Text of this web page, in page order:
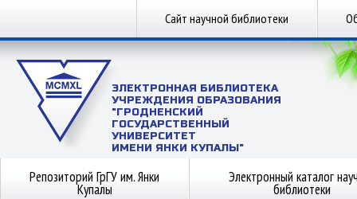
Сайт научной библиотеки
ЭЛЕКТРОННАЯ БИБЛИОТЕКА
УЧРЕЖДЕНИЯ ОБРАЗОВАНИЯ
"ГРОДНЕНСКИЙ
ГОСУДАРСТВЕННЫЙ
УНИВЕРСИТЕТ
ИМЕНИ ЯНКИ КУПАЛЫ"
Репозиторий ГрГУ им. Янки
Купалы
Электронный каталог
библиотеки